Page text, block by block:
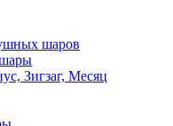
шаров
Зигзаг, Месяц